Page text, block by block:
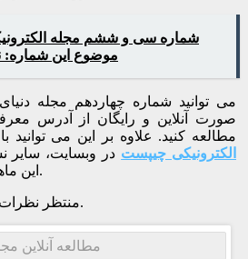
شماره سی و ششم مجله
موضوع این شماره:
می توانید شماره چهاردهم مجله
صورت آنلاین و رایگان از آدرس
مطالعه کنید. علاوه بر این می توانید
الکترونیکی چیپست در وبسایت، سایر
این ماهنامه را هم مطالعه نمایید.
منتظر نظرات و پیشنهادات شما هستیم.
مطالعه آنلاین